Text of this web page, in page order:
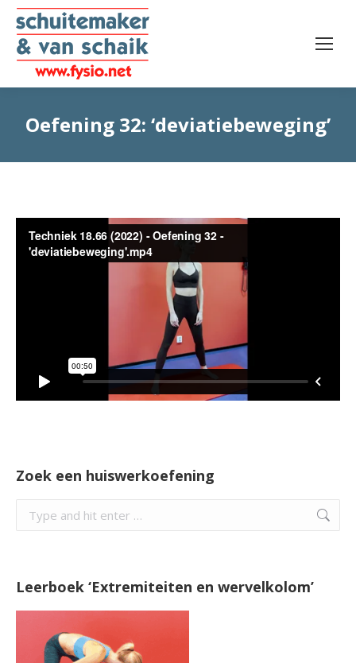
Oefening 32: ‘deviatiebeweging’
Zoek een huiswerkoefening
Leerboek ‘Extremiteiten en wervelkolom’